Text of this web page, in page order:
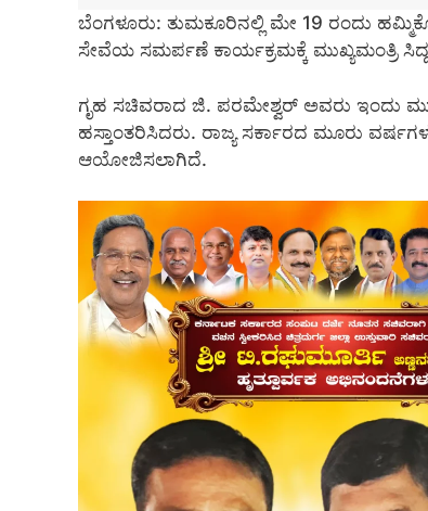
ಬೆಂಗಳೂರು: ತುಮಕೂರಿನಲ್ಲಿ ಮೇ 19 ರಂದು
ಸೇವೆಯ ಸಮರ್ಪಣೆ ಕಾರ್ಯಕ್ರಮಕ್ಕೆ ಮುಖ್ಯಮಂತ್ರಿ
ಗೃಹ ಸಚಿವರಾದ ಜಿ. ಪರಮೇಶ್ವರ್ ಅವರು ಇಂದು
ಹಸ್ತಾಂತರಿಸಿದರು. ರಾಜ್ಯ ಸರ್ಕಾರದ ಮೂರು
ಆಯೋಜಿಸಲಾಗಿದೆ.